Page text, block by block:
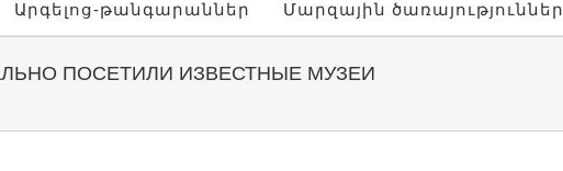
Արգելոց-թանգարաններ Մարզային ծառայություններ
ПОСЕТИЛИ ИЗВЕСТНЫЕ МУЗЕИ